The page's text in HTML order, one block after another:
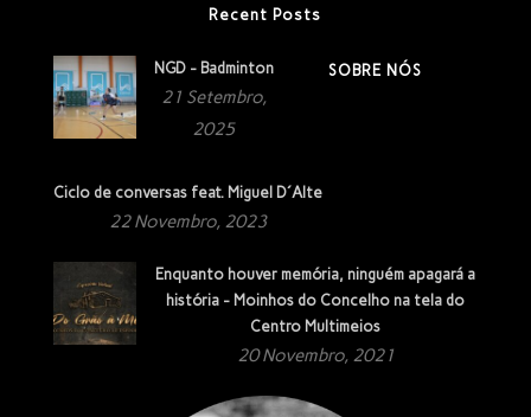
Recent Posts
NGD - Badminton
21 Setembro,
2025
Ciclo de conversas feat. Miguel D´Alte
22 Novembro, 2023
Enquanto houver memória, ninguém apagará a
história - Moinhos do Concelho na tela do
Centro Multimeios
20 Novembro, 2021
SOBRE NÓS